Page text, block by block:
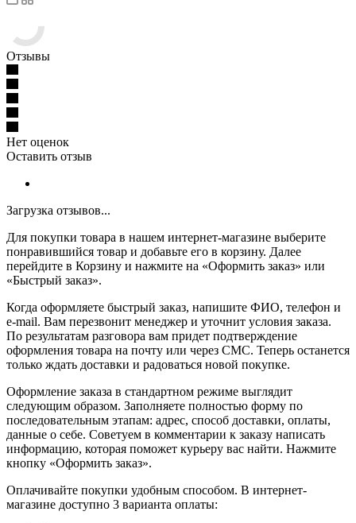
Отзывы
Нет оценок
Оставить отзыв
Загрузка отзывов...
Для покупки товара в нашем интернет-магазине выберите
понравившийся товар и добавьте его в корзину. Далее
перейдите в Корзину и нажмите на «Оформить заказ» или
«Быстрый заказ».
Когда оформляете быстрый заказ, напишите ФИО, телефон и
e-mail. Вам перезвонит менеджер и уточнит условия заказа.
По результатам разговора вам придет подтверждение
оформления товара на почту или через СМС. Теперь останется
только ждать доставки и радоваться новой покупке.
Оформление заказа в стандартном режиме выглядит
следующим образом. Заполняете полностью форму по
последовательным этапам: адрес, способ доставки, оплаты,
данные о себе. Советуем в комментарии к заказу написать
информацию, которая поможет курьеру вас найти. Нажмите
кнопку «Оформить заказ».
Оплачивайте покупки удобным способом. В интернет-
магазине доступно 3 варианта оплаты: